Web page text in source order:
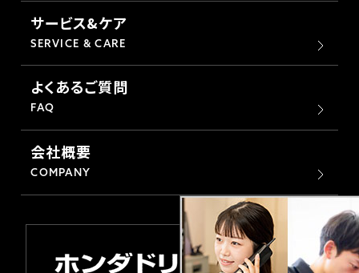
サービス&ケア
SERVICE & CARE
よくあるご質問
FAQ
会社概要
COMPANY